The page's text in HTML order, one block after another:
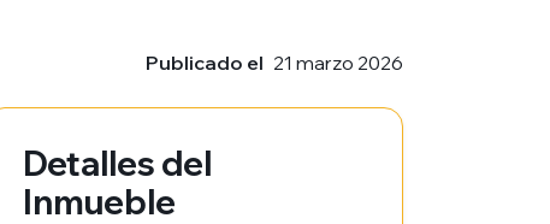
Publicado el 21 marzo 2026
Detalles del
Inmueble